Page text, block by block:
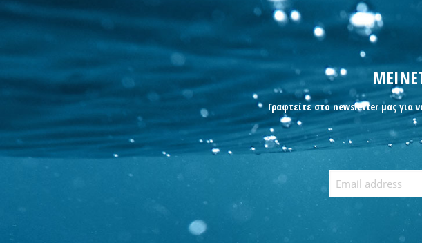
Γραφτείτε στο newsletter μας για